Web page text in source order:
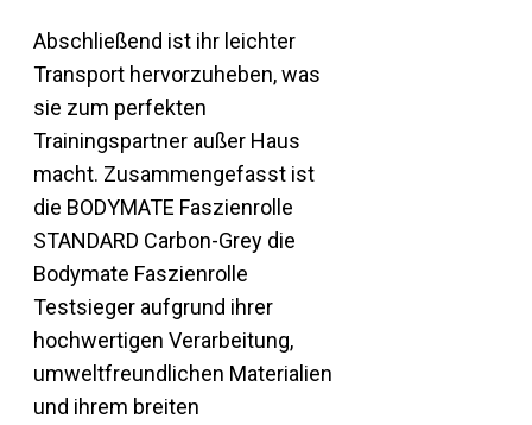
Abschließend ist ihr leichter
Transport hervorzuheben, was
sie zum perfekten
Trainingspartner außer Haus
macht. Zusammengefasst ist
die BODYMATE Faszienrolle
STANDARD Carbon-Grey die
Bodymate Faszienrolle
Testsieger aufgrund ihrer
hochwertigen Verarbeitung,
umweltfreundlichen Materialien
und ihrem breiten